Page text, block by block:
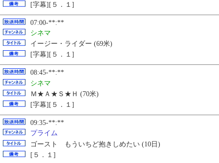
[字幕][５．１]
07:00-**:**
シネマ
イージー・ライダー (69米)
[字幕][５．１]
08:45-**:**
シネマ
Ｍ★Ａ★Ｓ★Ｈ (70米)
[字幕][５．１]
09:35-**:**
プライム
ゴースト もういちど抱きしめたい (10日)
[５．１]